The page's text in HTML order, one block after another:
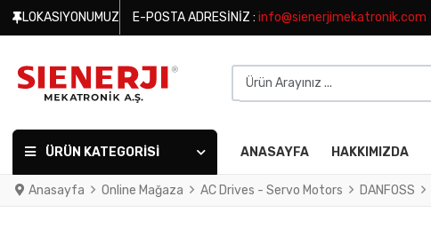
LOKASIYONUMUZ E-POSTA ADRESINIZ : info@sienerjimekatronik.com
Ürün Arayınız ...
ÜRÜN KATEGORISI ANASAYFA HAKKIMIZDA
Anasayfa Online Mağaza AC Drives - Servo Motors DANFOSS